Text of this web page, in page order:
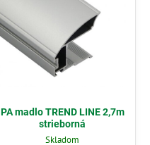
PA madlo TREND LINE 2,7m
strieborná
Skladom